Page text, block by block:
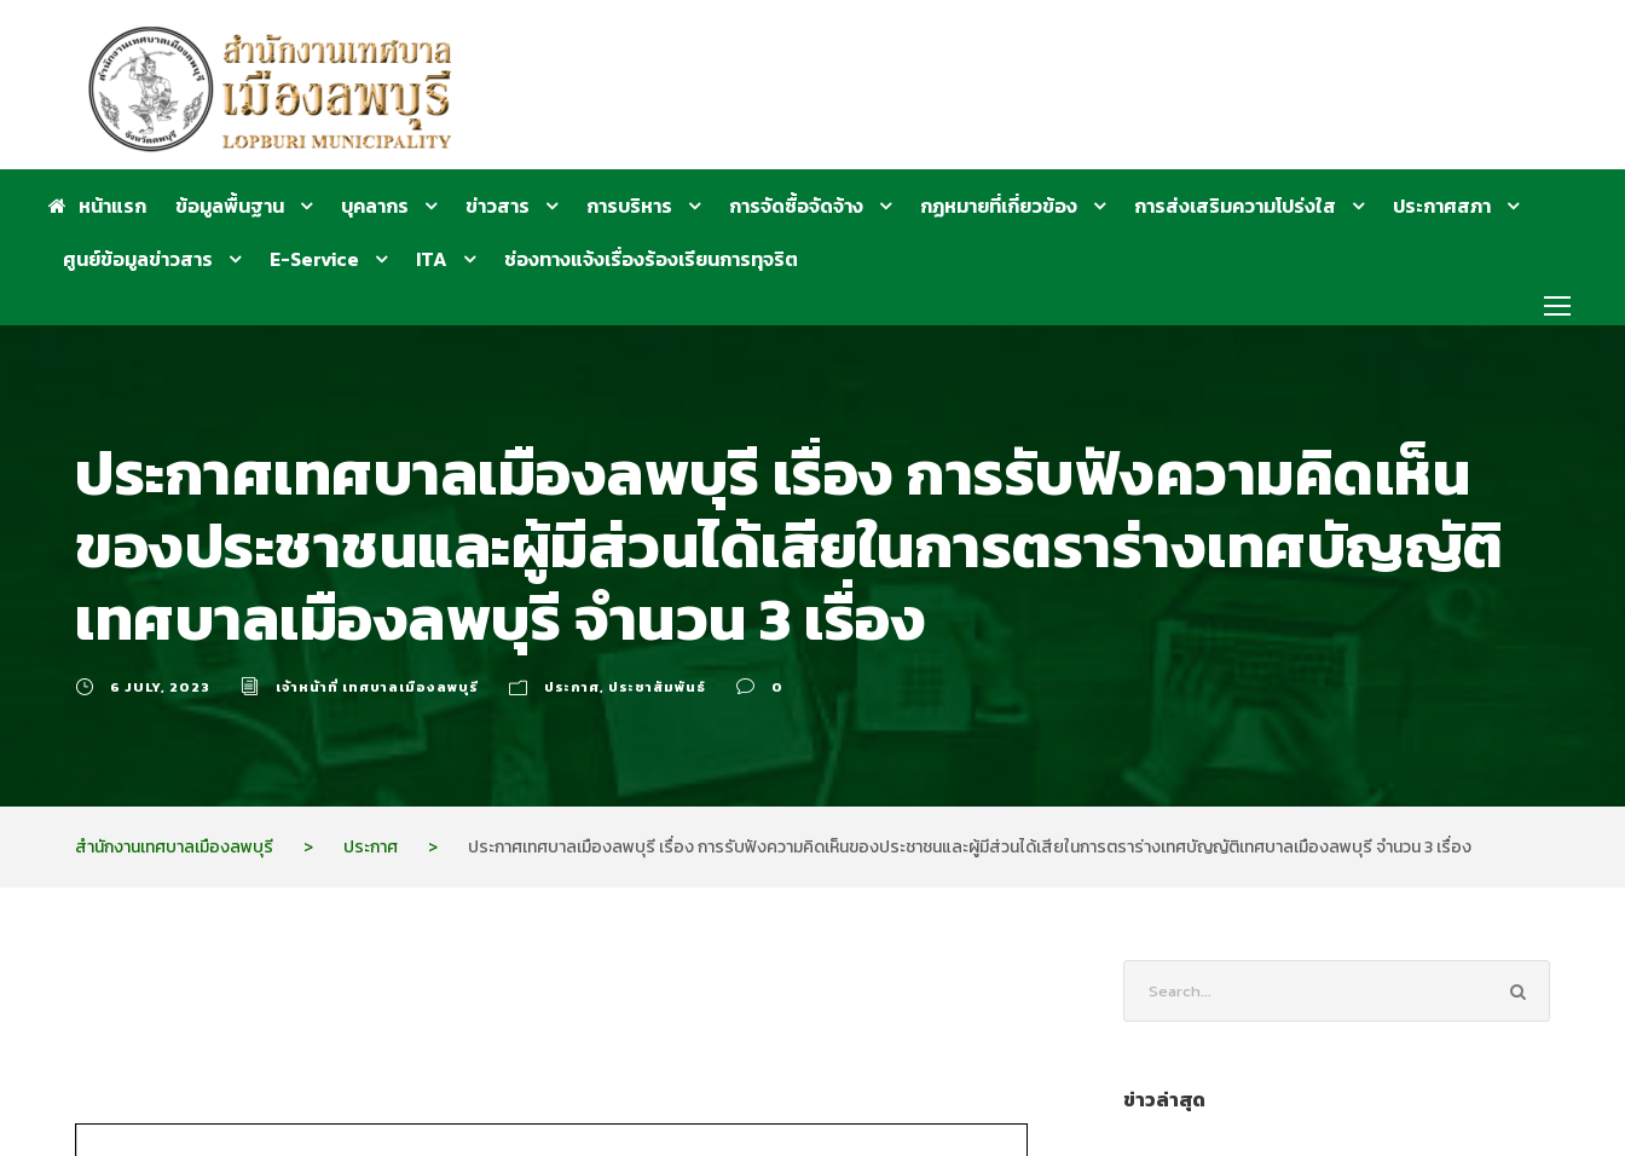
หน้าแรก ข้อมูลพื้นฐาน บุคลากร ข่าวสาร การบริหาร การจัดซื้อจัดจ้าง กฏหมายที่เกี่ยวข้อง การส่งเสริมความโปร่งใส
ประกาศสภา
ศูนย์ข้อมูลข่าวสาร
E-Service ITA ช่องทางแจ้งเรื่องร้องเรียนการทุจริต
ประกาศเทศบาลเมืองลพบุรี เรื่อง การรับฟังความคิดเห็น
ของประชาชนและผู้มีส่วนได้เสียในการตราร่างเทศบัญญัติ
เทศบาลเมืองลพบุรี จำนวน 3 เรื่อง
6 JULY, 2023 เจ้าหน้าที่ เทศบาลเมืองลพบุรี ประกาศ, ประชาสัมพันธ์ 0
สำนักงานเทศบาลเมืองลพบุรี > ประกาศ > ประกาศเทศบาลเมืองลพบุรี เรื่อง การรับฟังความคิดเห็นของประชาชนและผู้มีส่วนได้เสียในการตราร่างเทศบัญญัติเทศบาลเมืองลพบุรี จำนวน 3 เรื่อง
ข่าวล่าสุด